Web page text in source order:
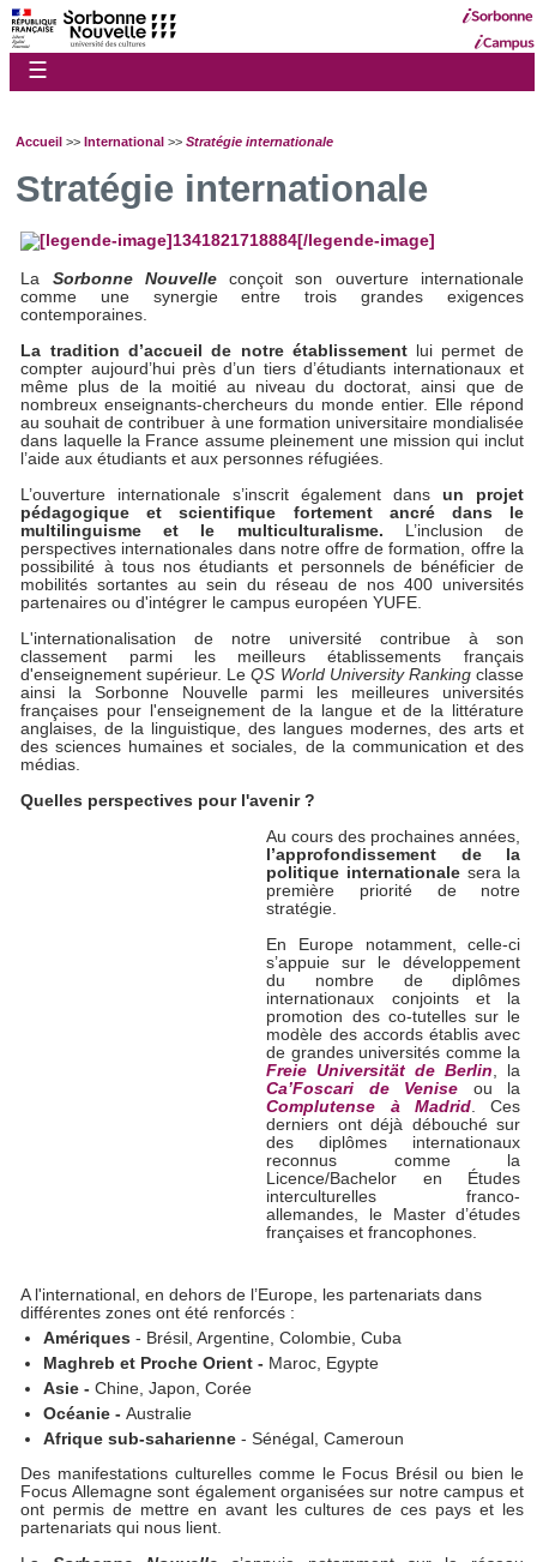
☰
Accueil >> International >> Stratégie internationale
Stratégie internationale
La Sorbonne Nouvelle
conçoit son ouverture internationale
comme une synergie entre trois grandes exigences
contemporaines.
La tradition d’accueil de notre établissementlui permet de
compter aujourd’hui près d’un tiers d’étudiants internationaux et
même plus de la moitié au niveau du doctorat, ainsi que de
nombreux enseignants-chercheurs du monde entier. Elle répond
au souhait de contribuer à une formation universitaire mondialisée
dans laquelle la France assume pleinement une mission qui inclut
l’aide aux étudiants et aux personnes réfugiées.
L’ouverture internationale s’inscrit également dans un projet
pédagogique et scientifique fortement ancré dans le
multilinguisme et le multiculturalisme. L’inclusion de
perspectives internationales dans notre offre de formation, offre la
possibilité à tous nos étudiants et personnels de bénéficier de
mobilités sortantes au sein du réseau de nos 400 universités
partenaires ou d'intégrer le campus européen YUFE.
L'internationalisation de notre université contribue à son
classement parmi les meilleurs établissements français
d'enseignement supérieur. LeQS World University Rankingclasse
ainsi la Sorbonne Nouvelle parmi les meilleures universités
françaises pour l'enseignement de la langue et de la littérature
anglaises, de la linguistique, des langues modernes, des arts et
des sciences humaines et sociales, de la communication et des
médias.
Quelles perspectives pour l'avenir ?
Au cours des prochaines années,
l’approfondissement de la
politique internationalesera la
première priorité de notre
stratégie.
En Europe notamment, celle-ci
s’appuie sur le développement
du nombre de diplômes
internationaux conjoints et la
promotion des co-tutelles sur le
modèle des accords établis avec
de grandes universités comme la
Freie Universität de Berlin, la
Ca’Foscari de Venise ou la
Complutense à Madrid. Ces
derniers ont déjà débouché sur
des diplômes internationaux
reconnus comme la
Licence/Bachelor en Études
interculturelles franco-
allemandes, le Master d’études
françaises et francophones.
A l'international, en dehors de l’Europe, les partenariats dans
différentes zones ont été renforcés :
Amériques - Brésil, Argentine, Colombie, Cuba
Maghreb et Proche Orient - Maroc, Egypte
Asie -Chine, Japon, Corée
Océanie -Australie
Afrique sub-saharienne - Sénégal, Cameroun
Des manifestations culturelles comme le Focus Brésil ou bien le
Focus Allemagne sont également organisées sur notre campus et
ont permis de mettre en avant les cultures de ces pays et les
partenariats qui nous lient.